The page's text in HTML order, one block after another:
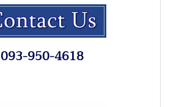
093-950-4618